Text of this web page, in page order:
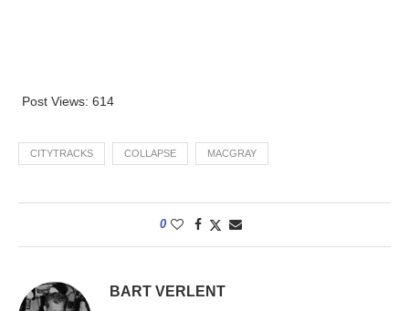
Post Views: 614
CITYTRACKS COLLAPSE MACGRAY
0
BART VERLENT